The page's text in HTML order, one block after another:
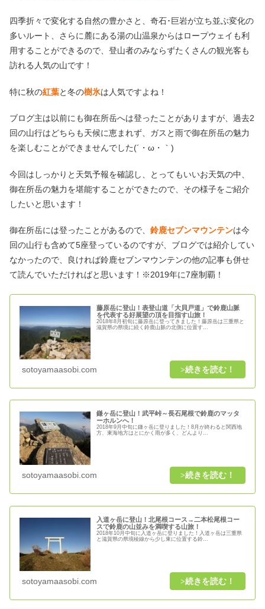
四季折々で変化する自然の豊かさと、奇石･巨岩が立ち並ぶ変化の
多いルート、さらに麓にある湯の山温泉からはロープウェイも利
用することができるので、登山者のみならずたくさんの観光客も
訪れる人気の山です！
特に秋の紅葉と冬の樹氷は人気ですよね！
ブログ主は以前にも御在所岳へは登ったことがありますが、過去2
回の山行はどちらも天候に恵まれず、ガスと雨で御在所岳の魅力
を楽しむことができませんでした(´・ω・｀)
今回はしっかりと天気予報を確認し、とってもいいお天気の中、
御在所岳の魅力を堪能することができたので、その様子をご紹介
したいと思います！
御在所岳には登ったことがあるので、 鈴鹿セブンマウンテンは今
回の山行も含めて5座登っているのですが、ブログでは紹介してい
なかったので、良ければ鈴鹿セブンマウンテンの他の記事も併せ
て読んでいただければと思います！※2019年に7座制覇！
藤原岳に登山！表登山道「大貝戸道」で鈴鹿山脈
を代表する好展望の頂を目指す山旅！
2018年8月初旬に藤原岳に登ってきました！藤原岳は三重県と
滋賀県の県境に続く鈴鹿山脈の北側に位置す...
sotoyamaasobi.com
鎌ヶ岳に登山！武平峠～長石尾根で鈴鹿のマッタ
ーホルンへ！
2018年9月中旬に鎌ヶ岳に登りました！8月が終わると関西地
方、東海地方はとにかく雨が多く、どんより...
sotoyamaasobi.com
入道ヶ岳に登山！北尾根コース→二本松尾根コー
スで鈴鹿の山並みを満喫する山旅！
2018年10月中旬に入道ヶ岳に登りました！入道ヶ岳は三重県
と滋賀県の県境稜線から少し東に位置する鈴...
sotoyamaasobi.com